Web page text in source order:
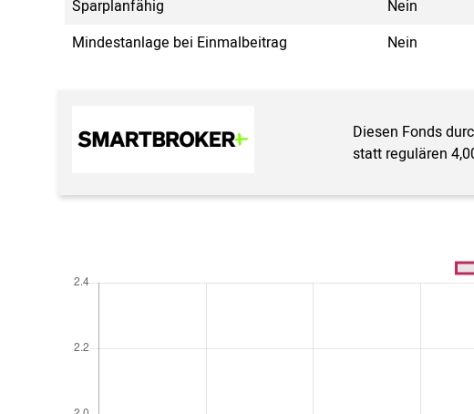
Sparplanfähig
Nein
Mindestanlage bei Einmalbeitrag
Nein
Diesen Fonds
statt regulären